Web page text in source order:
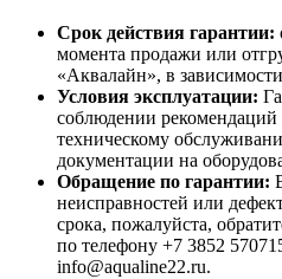
Срок действия гарантии:
момента продажи или
«Аквалайн», в
Условия эксплуатации:
соблюдении рекомендаций
техническому
документации на
Обращение по гарантии:
неисправностей или
срока, пожалуйста,
по телефону +7 3852
info@aqualine22.ru.